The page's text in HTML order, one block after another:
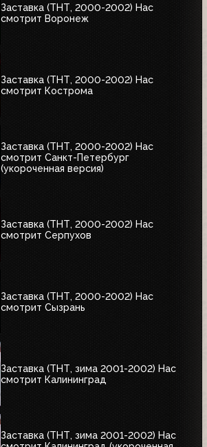
Заставка (ТНТ, 2000-2002) Нас
смотрит Воронеж
Заставка (ТНТ, 2000-2002) Нас
смотрит Кострома
Заставка (ТНТ, 2000-2002) Нас
смотрит Санкт-Петербург
(укороченная версия)
Заставка (ТНТ, 2000-2002) Нас
смотрит Серпухов
Заставка (ТНТ, 2000-2002) Нас
смотрит Сызрань
Заставка (ТНТ, зима 2001-2002) Нас
смотрит Калининград
Заставка (ТНТ, зима 2001-2002) Нас